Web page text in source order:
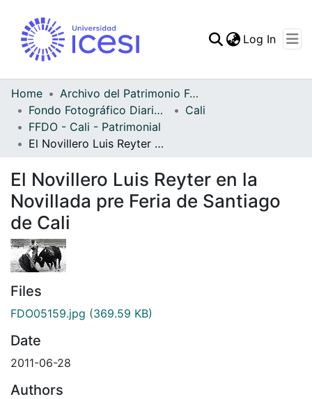
Statistics
Log In
Home
Archivo del Patrimonio Fotográfico y Fílmico del Valle del Cauca
Fondo Fotográfico Diario Occidente
Cali
FFDO - Cali - Patrimonial
El Novillero Luis Reyter en la Novillada pre Feria de Santiago de Cali
El Novillero Luis Reyter en la
Novillada pre Feria de Santiago
de Cali
Files
FDO05159.jpg (369.59 KB)
Date
2011-06-28
Authors